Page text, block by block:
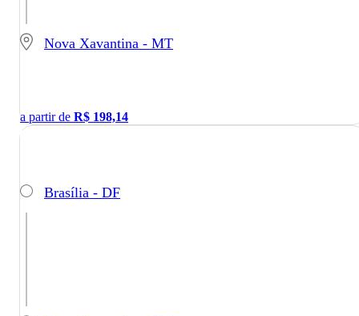
Nova Xavantina - MT
a partir de R$ 198,14
Brasília - DF